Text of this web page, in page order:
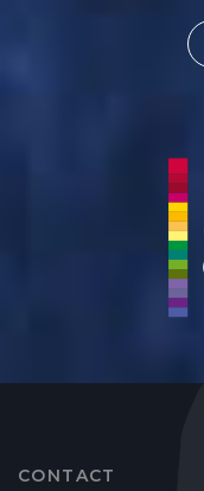
CONTACT